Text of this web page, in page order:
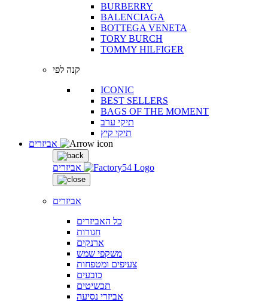
BURBERRY
BALENCIAGA
BOTTEGA VENETA
TORY BURCH
TOMMY HILFIGER
קנה לפי
ICONIC
BEST SELLERS
BAGS OF THE MOMENT
תיקי ערב
תיקי קיץ
אביזרים
אביזרים
כל האביזרים
חגורות
ארנקים
משקפי שמש
צעיפים ומטפחות
כובעים
תכשיטים
אביזרי נסיעה